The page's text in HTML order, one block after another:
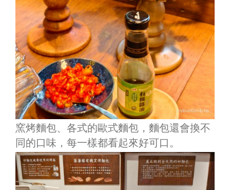
窯烤麵包、各式的歐式麵包，麵包還會換不
同的口味，每一樣都看起來好可口。